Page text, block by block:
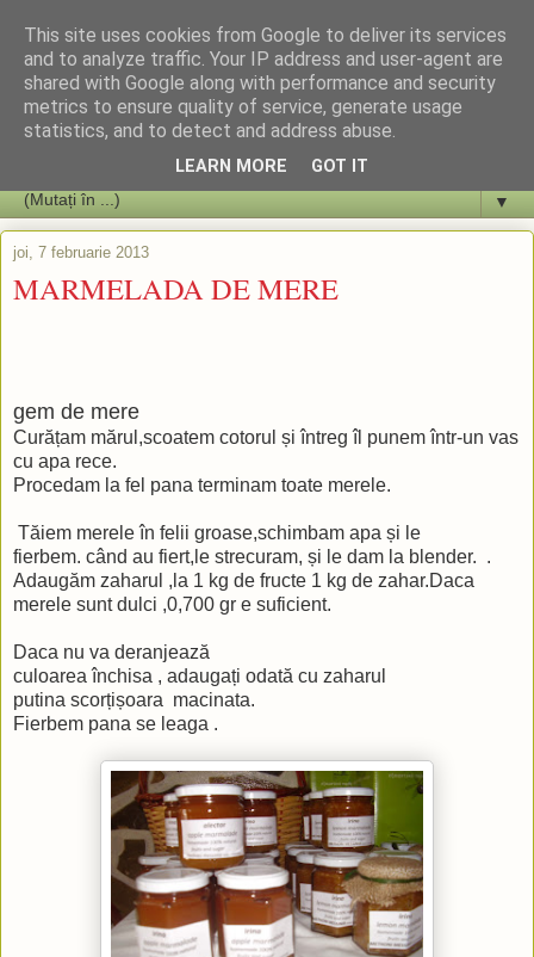
▼
joi, 7 februarie 2013
MARMELADA DE MERE
gem de mere
Curățam mărul,scoatem cotorul și întreg îl punem într-un vas
cu apa rece.
Procedam la fel pana terminam toate merele.
Tăiem merele în felii groase,schimbam apa și le
fierbem. când au fiert,le strecuram, și le dam la blender. .
Adaugăm zaharul ,la 1 kg de fructe 1 kg de zahar.Daca
merele sunt dulci ,0,700 gr e suficient.
Daca nu va deranjează
culoarea închisa , adaugați odată cu zaharul
putina scorțișoara macinata.
Fierbem pana se leaga .
This site uses cookies from Google to deliver its services
and to analyze traffic. Your IP address and user-agent are
shared with Google along with performance and security
metrics to ensure quality of service, generate usage
statistics, and to detect and address abuse.
LEARN MORE GOT IT